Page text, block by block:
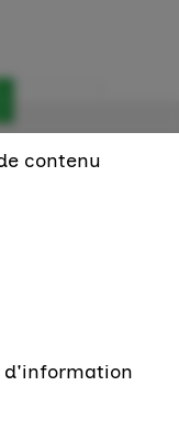
contenu
d'information